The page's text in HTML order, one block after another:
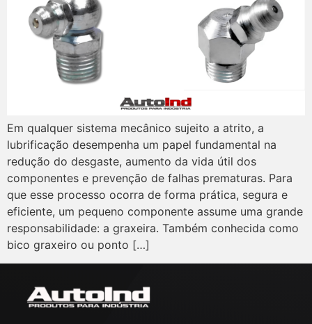
Em qualquer sistema mecânico sujeito a atrito, a
lubrificação desempenha um papel fundamental na
redução do desgaste, aumento da vida útil dos
componentes e prevenção de falhas prematuras. Para
que esse processo ocorra de forma prática, segura e
eficiente, um pequeno componente assume uma grande
responsabilidade: a graxeira. Também conhecida como
bico graxeiro ou ponto […]